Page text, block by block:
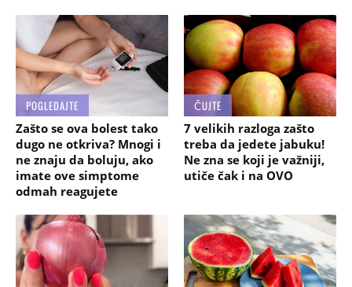
POGLEDAJTE
Zašto se ova bolest tako
dugo ne otkriva? Mnogi i
ne znaju da boluju, ako
imate ove simptome
odmah reagujete
ČUJTE
7 velikih razloga zašto
treba da jedete jabuku!
Ne zna se koji je važniji,
utiče čak i na OVO